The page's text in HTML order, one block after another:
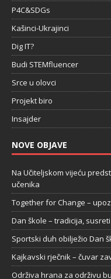
P4C&SDGs
Kašinci-Ukrajinci
Dig IT?
Budi STEMfluencer
Srce u olovci
Projekt biro
Insajder
NOVE OBJAVE
Na Učiteljskom vijeću
učenika
Together for Change –
Dan škole – tradicija,
Sportski duh obilježio Dan
Kajkavski rječnik – čuvar
Održiva hrana za održivu